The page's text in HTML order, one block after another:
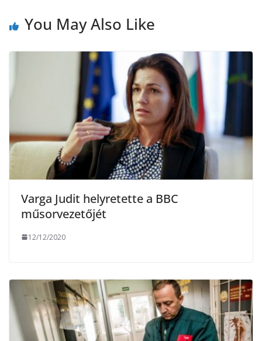
k
e
You May Also Like
Varga Judit helyretette a BBC
műsorvezetőjét
12/12/2020